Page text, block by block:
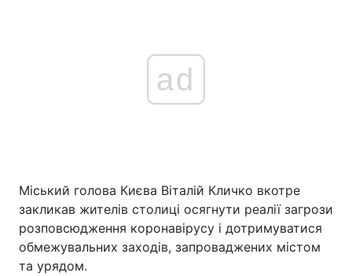
Україна Політика
Спорт Наука
ad
Міський голова Києва Віталій Кличко вкотре
закликав жителів столиці осягнути реалії загрози
розповсюдження коронавірусу і дотримуватися
обмежувальних заходів, запроваджених містом
та урядом.